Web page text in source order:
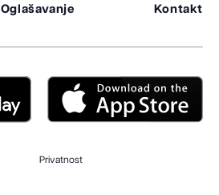
Oglašavanje Kontakt
Privatnost